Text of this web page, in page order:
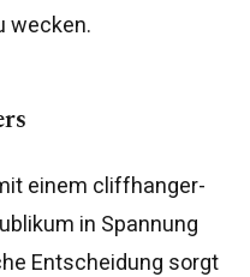
wecken.
einem cliffhanger-
in Spannung
Entscheidung sorgt